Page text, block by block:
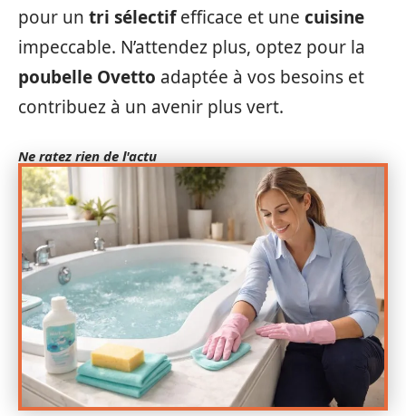
pour un tri sélectifefficace et une cuisine
impeccable. N’attendez plus, optez pour la
poubelle Ovetto adaptée à vos besoins et
contribuez à un avenir plus vert.
Ne ratez rien de l'actu